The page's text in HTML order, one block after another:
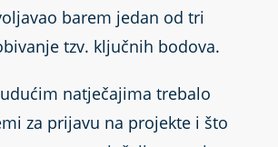
barem jedan od tri
tzv. ključnih bodova.
natječajima trebalo
za prijavu na projekte i što